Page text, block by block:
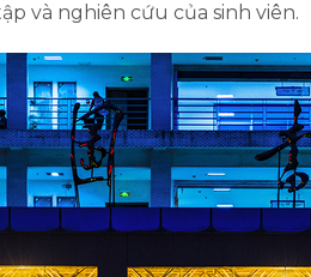
và nghiên cứu của sinh viên.